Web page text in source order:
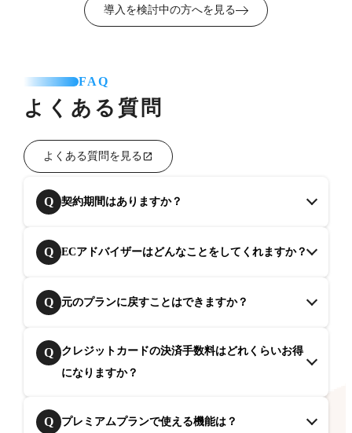
導入を検討中の方へを見る
FAQ
よくある質問
よくある質問を見る
Q 契約期間はありますか？
Q ECアドバイザーはどんなことをしてくれますか？
Q 元のプランに戻すことはできますか？
Q
クレジットカードの決済手数料はどれくらいお得
になりますか？
Q プレミアムプランで使える機能は？